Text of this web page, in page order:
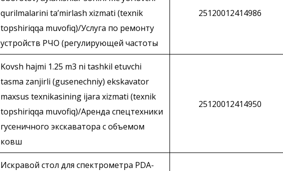
qurilmalarini ta’mirlash xizmati (texnik
topshiriqqa muvofiq)/Услуга по ремонту
устройств РЧО (регулирующей частоты
25120012414986
Kovsh hajmi 1.25 m3 ni tashkil etuvchi
tasma zanjirli (gusenechniy) ekskavator
maxsus texnikasining ijara xizmati (texnik
topshiriqqa muvofiq)/Аренда спецтехники
гусеничного экскаватора с объемом
ковш
25120012414950
Искравой стол для спектрометра PDA-